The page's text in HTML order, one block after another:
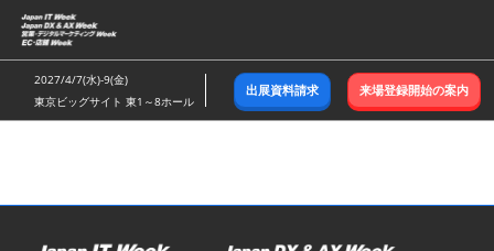
ス
キ
ッ
し
む
2027/4/7(水)-9(金)
東京ビッグサイト 東1～8ホール
出展資料請求 来場登録開始の案内